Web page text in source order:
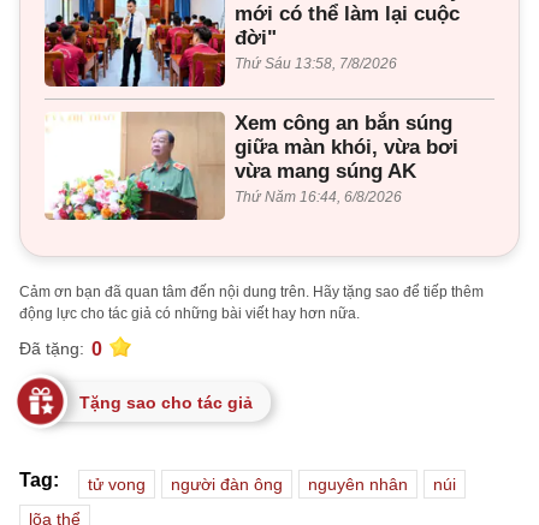
mới có thể làm lại cuộc
đời"
Thứ Sáu 13:58, 7/8/2026
Xem công an bắn súng
giữa màn khói, vừa bơi
vừa mang súng AK
Thứ Năm 16:44, 6/8/2026
Cảm ơn bạn đã quan tâm đến nội dung trên. Hãy tặng sao để tiếp thêm
động lực cho tác giả có những bài viết hay hơn nữa.
Đã tặng: 0
Tặng sao cho tác giả
Tag: tử vong người đàn ông nguyên nhân
núi
lõa thể